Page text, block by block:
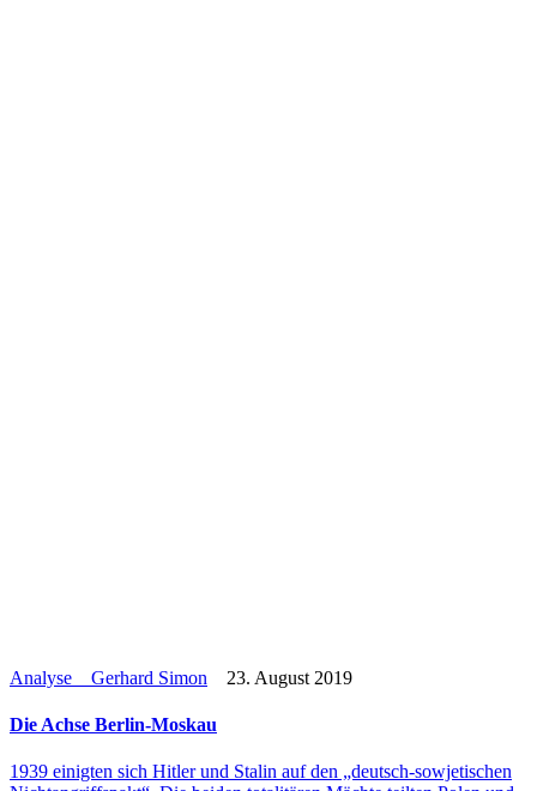
Analyse Gerhard Simon 23. August 2019
Die Achse Berlin-Moskau
1939 einig­ten sich Hitler und Stalin auf den „deutsch-sowje­­ti­­schen